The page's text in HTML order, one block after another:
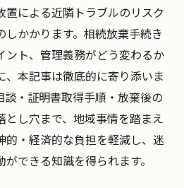
による近隣トラブルのリスク
かかります。相続放棄手続き
ント、管理義務がどう変わるか
、本記事は徹底的に寄り添いま
談・証明書取得手順・放棄後の
とし穴まで、地域事情を踏まえ
的・経済的な負担を軽減し、迷
できる知識を得られます。